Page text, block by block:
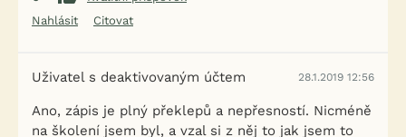
Nahlásit
Citovat
Uživatel s deaktivovaným účtem 28.1.2019 12:56
Ano, zápis je plný překlepů a nepřesností. Nicméně
na školení jsem byl, a vzal si z něj to jak jsem to